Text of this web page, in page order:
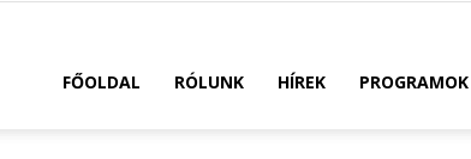
FŐOLDAL RÓLUNK HÍREK PROGRAMOK